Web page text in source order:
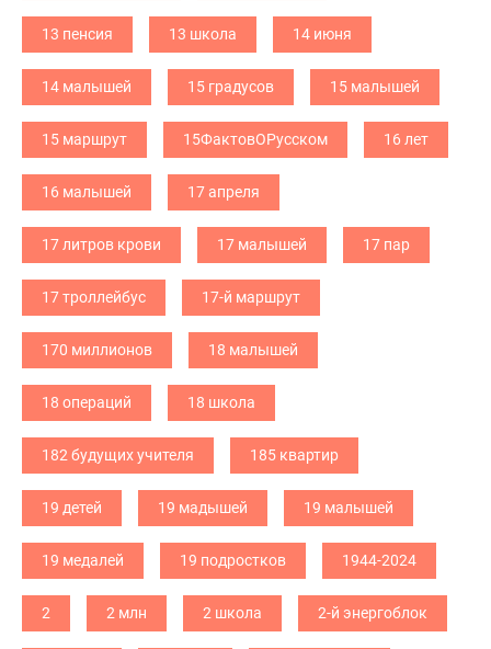
13 пенсия 13 школа 14 июня
14 малышей 15 градусов 15 малышей
15 маршрут 15ФактовОРусском 16 лет
16 малышей 17 апреля
17 литров крови 17 малышей 17 пар
17 троллейбус 17-й маршрут
170 миллионов 18 малышей
18 операций 18 школа
182 будущих учителя 185 квартир
19 детей 19 мадышей 19 малышей
19 медалей 19 подростков 1944-2024
2 2 млн 2 школа 2-й энергоблок